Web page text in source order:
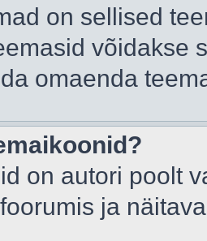
on sellised
võidakse
omaenda
on autori poolt
ja